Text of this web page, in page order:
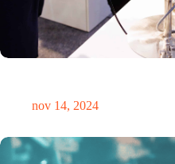
nov 14, 2024